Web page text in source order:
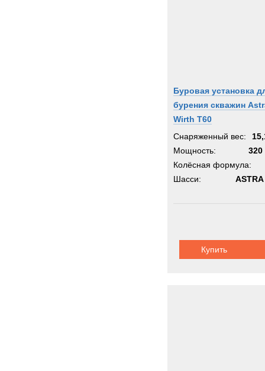
Буровая установка
бурения скважин
Wirth T60
Снаряженный вес:
Мощность:
320
Колёсная формула:
Шасси:
Купить